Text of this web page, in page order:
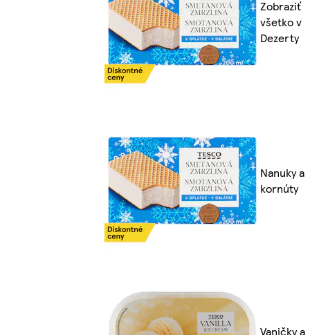
Zobraziť
všetko v
Dezerty
Nanuky a
kornúty
Vaničky a